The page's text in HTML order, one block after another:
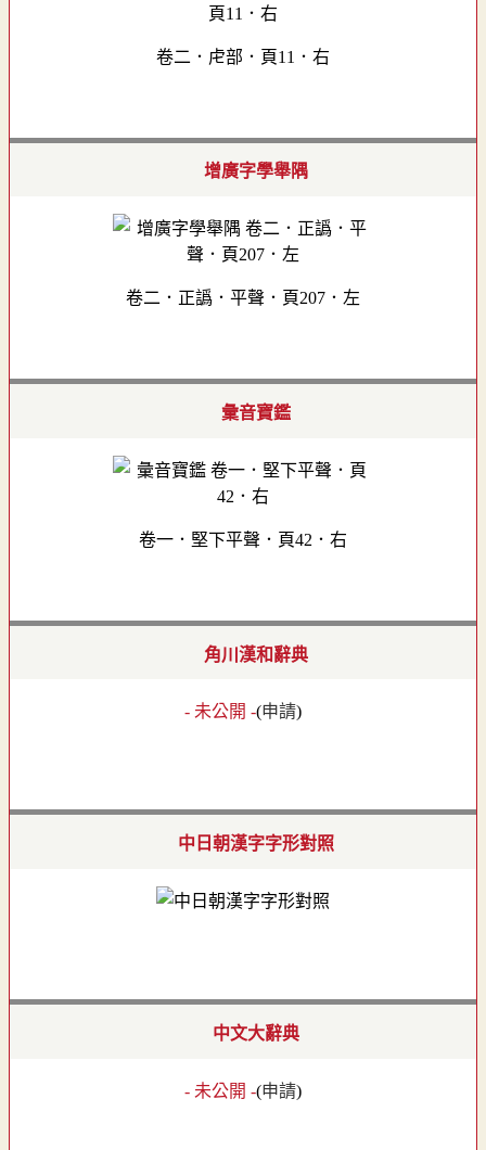
卷二．虍部．頁11．右
增廣字學舉隅
卷二．正譌．平聲．頁207．左
彙音寶鑑
卷一．堅下平聲．頁42．右
角川漢和辭典
- 未公開 -(申請)
中日朝漢字字形對照
中文大辭典
- 未公開 -(申請)